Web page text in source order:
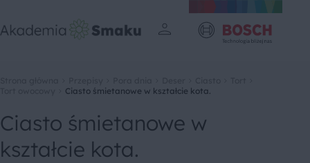
Ciasto śmietanowe w kształcie kota.
Ciasto śmietanowe w
kształcie kota.